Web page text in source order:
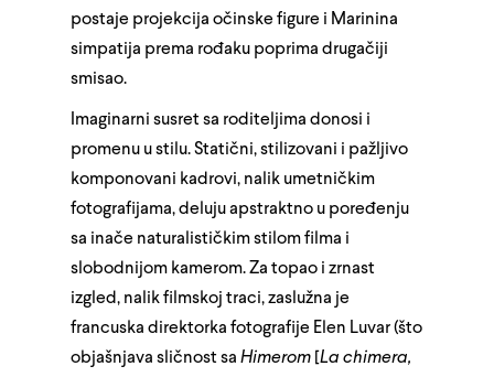
postaje projekcija očinske figure i Marinina
simpatija prema rođaku poprima drugačiji
smisao.
Imaginarni susret sa roditeljima donosi i
promenu u stilu. Statični, stilizovani i pažljivo
komponovani kadrovi, nalik umetničkim
fotografijama, deluju apstraktno u poređenju
sa inače naturalističkim stilom filma i
slobodnijom kamerom. Za topao i zrnast
izgled, nalik filmskoj traci, zaslužna je
francuska direktorka fotografije Elen Luvar (što
objašnjava sličnost sa Himerom La chimera,